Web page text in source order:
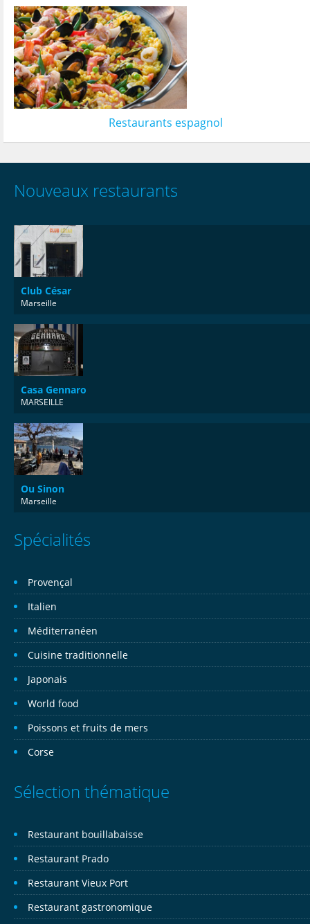
Restaurants espagnol
Nouveaux restaurants
Club César
Marseille
Casa Gennaro
MARSEILLE
Ou Sinon
Marseille
Spécialités
Provençal
Italien
Méditerranéen
Cuisine traditionnelle
Japonais
World food
Poissons et fruits de mers
Corse
Sélection thématique
Restaurant bouillabaisse
Restaurant Prado
Restaurant Vieux Port
Restaurant gastronomique